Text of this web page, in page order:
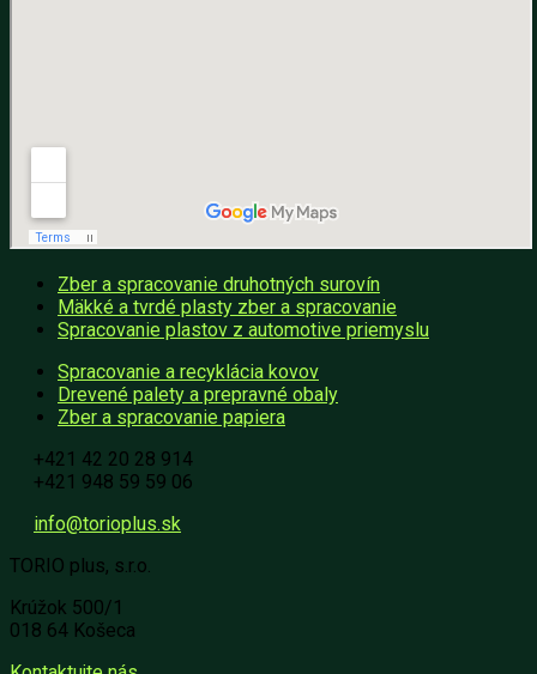
Zber a spracovanie druhotných surovín
Mäkké a tvrdé plasty zber a spracovanie
Spracovanie plastov z automotive priemyslu
Spracovanie a recyklácia kovov
Drevené palety a prepravné obaly
Zber a spracovanie papiera
+421 42 20 28 914
+421 948 59 59 06
info@torioplus.sk
TORIO plus, s.r.o.
Krúžok 500/1
018 64 Košeca